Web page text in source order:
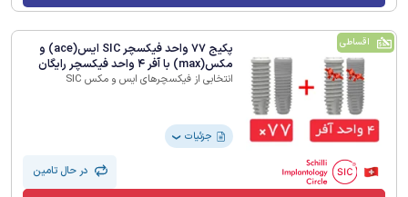
اقساطی
پکیج 77 واحد فیکسچر SIC ایس(ace) و
مکس(max) با آفر 4 واحد فیکسچر رایگان
انتخابی از فیکسچرهای ایس و مکس SIC
جزئیات ❯
در حال تامین